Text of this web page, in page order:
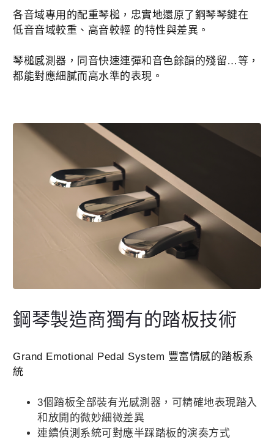
各音域專用的配重琴槌，忠實地還原了鋼琴琴鍵在
低音音域較重、高音較輕 的特性與差異。
琴槌感測器，同音快速連彈和音色餘韻的殘留…等，
都能對應細膩而高水準的表現。
鋼琴製造商獨有的踏板技術
Grand Emotional Pedal System 豐富情感的踏板系
統
3個踏板全部裝有光感測器，可精確地表現踏入
和放開的微妙細微差異
連續偵測系統可對應半踩踏板的演奏方式